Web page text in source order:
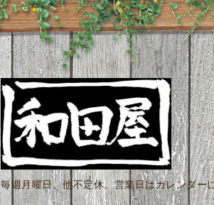
毎週月曜日、他不定休。営業日はカレンダー